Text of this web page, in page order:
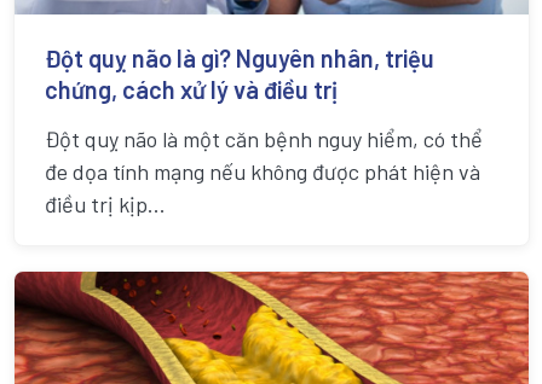
Đột quỵ não là gì? Nguyên nhân, triệu
chứng, cách xử lý và điều trị
Đột quỵ não là một căn bệnh nguy hiểm, có thể
đe dọa tính mạng nếu không được phát hiện và
điều trị kịp...